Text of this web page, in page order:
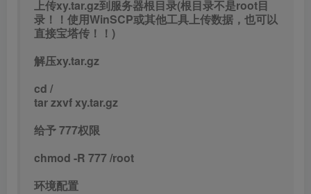
上传xy.tar.gz到服务器根目录(根目录不是root目
录！！使用WinSCP或其他工具上传数据，也可以
直接宝塔传！！)
解压xy.tar.gz
cd /
tar zxvf xy.tar.gz
给予 777权限
chmod -R 777 /root
环境配置